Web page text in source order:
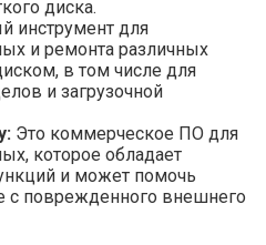
диска.
инструмент для
и ремонта различных
в том числе для
и загрузочной
Это коммерческое ПО для
которое обладает
и может помочь
с поврежденного внешнего